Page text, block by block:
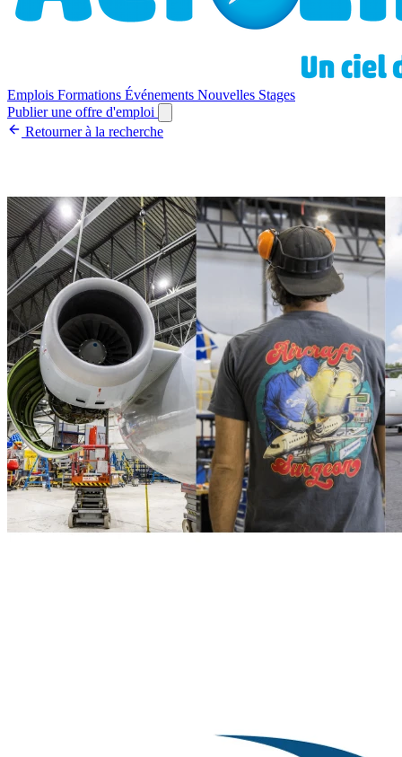
Emplois Formations Événements Nouvelles Stages
Publier une offre d'emploi
Retourner à la recherche